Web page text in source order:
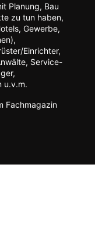
Planung, Bau
zu tun haben,
Gewerbe,
Einrichter,
Service-
u.v.m.
Fachmagazin